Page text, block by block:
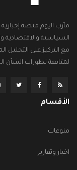
مأرب اليوم منصة
السياسية والاقتصادية
مع التركيز على التحليل
لمتابعة تطورات الشأن
الأقسام
منوعات
اخبار وتقارير